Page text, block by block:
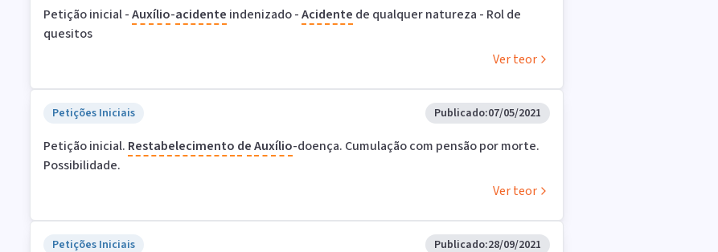
Petição inicial -Auxílio-acidente indenizado -Acidente de qualquer natureza - Rol de
quesitos
Ver teor
Petições Iniciais Publicado:07/05/2021
Petição inicial. Restabelecimento deAuxílio-doença. Cumulação com pensão por morte.
Possibilidade.
Ver teor
Petições Iniciais Publicado:28/09/2021